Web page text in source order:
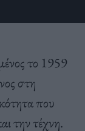
το 1959
στη
που
την τέχνη.